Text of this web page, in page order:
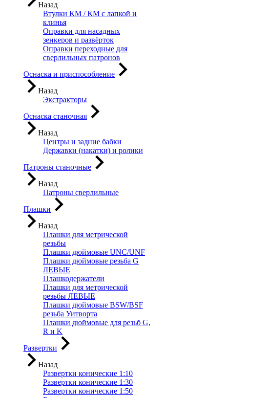
Назад
Втулки КМ / КМ с лапкой и
клинья
Оправки для насадных
зенкеров и развёрток
Оправки переходные для
сверлильных патронов
Оснаска и приспособление
Назад
Экстракторы
Оснаска станочная
Назад
Центры и задние бабки
Державки (накатки) и ролики
Патроны станочные
Назад
Патроны сверлильные
Плашки
Назад
Плашки для метрической
резьбы
Плашки дюймовые UNC/UNF
Плашки дюймовые резьба G
ЛЕВЫЕ
Плашкодержатели
Плашки для метрической
резьбы ЛЕВЫЕ
Плашки дюймовые BSW/BSF
резьба Уитворта
Плашки дюймовые для резьб G,
R и K
Развертки
Назад
Развертки конические 1:10
Развертки конические 1:30
Развертки конические 1:50